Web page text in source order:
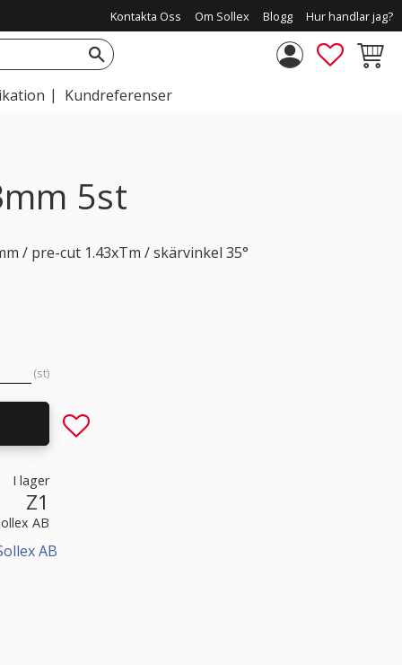
Kontakta Oss Om Sollex Blogg Hur handlar jag?
Kundreferenser
5st
/ pre-cut 1.43xTm / skärvinkel 35°
st
Lägg till i favoriter
I lager
Z1
AB
AB